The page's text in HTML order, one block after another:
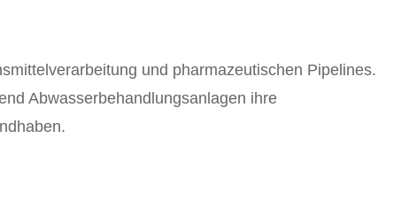
und pharmazeutischen Pipelines.
Abwasserbehandlungsanlagen ihre